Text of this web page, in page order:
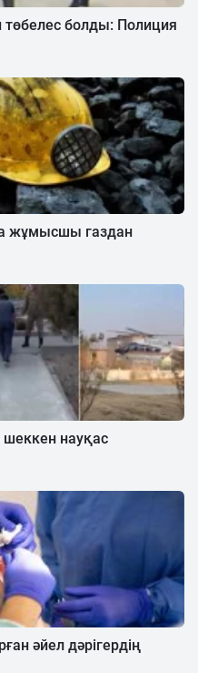
болды: Полиция
жұмысшы газдан
шеккен науқас
әйел дәрігердің